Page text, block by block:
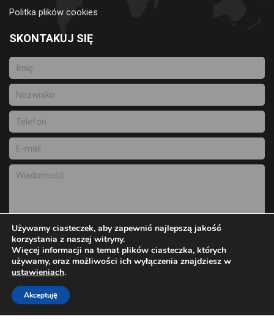
Politka plików cookies
SKONTAKUJ SIĘ
Wyślij wiadomość
Używamy ciasteczek, aby zapewnić najlepszą jakość
korzystania z naszej witryny.
Więcej informacji na temat plików ciasteczka, których
używamy, oraz możliwości ich wyłączenia znajdziesz w
ustawieniach.
Akceptuję